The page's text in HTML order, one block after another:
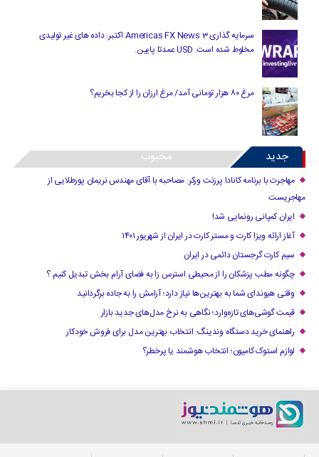
سرمایه گذاری Americas FX News 3 اکتبر: داده های غیر تولیدی
مخلوط شده است. USD عمدتا پایین.
مرغ ۸۰ هزار تومانی آمد/ مرغ ارزان را از کجا بخریم؟
جدید محبوب
مهاجرت با برنامه کانادا پرزنت ورکر: مصاحبه با آقای مهندس نریمان پورطلایی از
مهاجریست
ایران کمپانی رونمایی شد!
آغاز ارائه ویزا کارت و مستر کارت در ایران از شهریور ۱۴۰۱
سیم کارت گرجستان دائمی در ایران
چگونه مطب پزشکان را از محیطی استرس زا به فضای آرام بخش تبدیل کنیم ؟
وقتی هیوندای شما به بهترین‌ها نیاز دارد؛ آرامش را به جاده برگردانید
قیمت گوشی‌های تازه‌وارد؛ نگاهی به نرخ مدل‌های جدید بازار
راهنمای خرید دستگاه وندینگ: انتخاب بهترین مدل برای فروش خودکار
لوازم استوک کامیون؛ انتخاب هوشمند یا پرخطر؟